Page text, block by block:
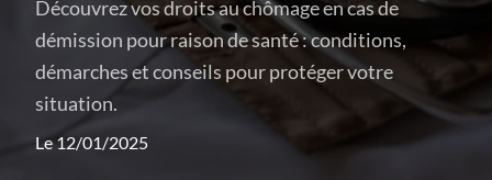
Découvrez vos droits au chômage en cas de
démission pour raison de santé : conditions,
démarches et conseils pour protéger votre
situation.
Le 12/01/2025